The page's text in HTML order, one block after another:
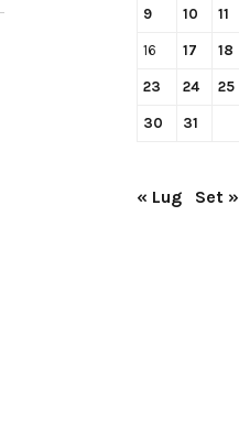
9 10 11
16 17 18
23 24 25
30 31
« Lug Set »